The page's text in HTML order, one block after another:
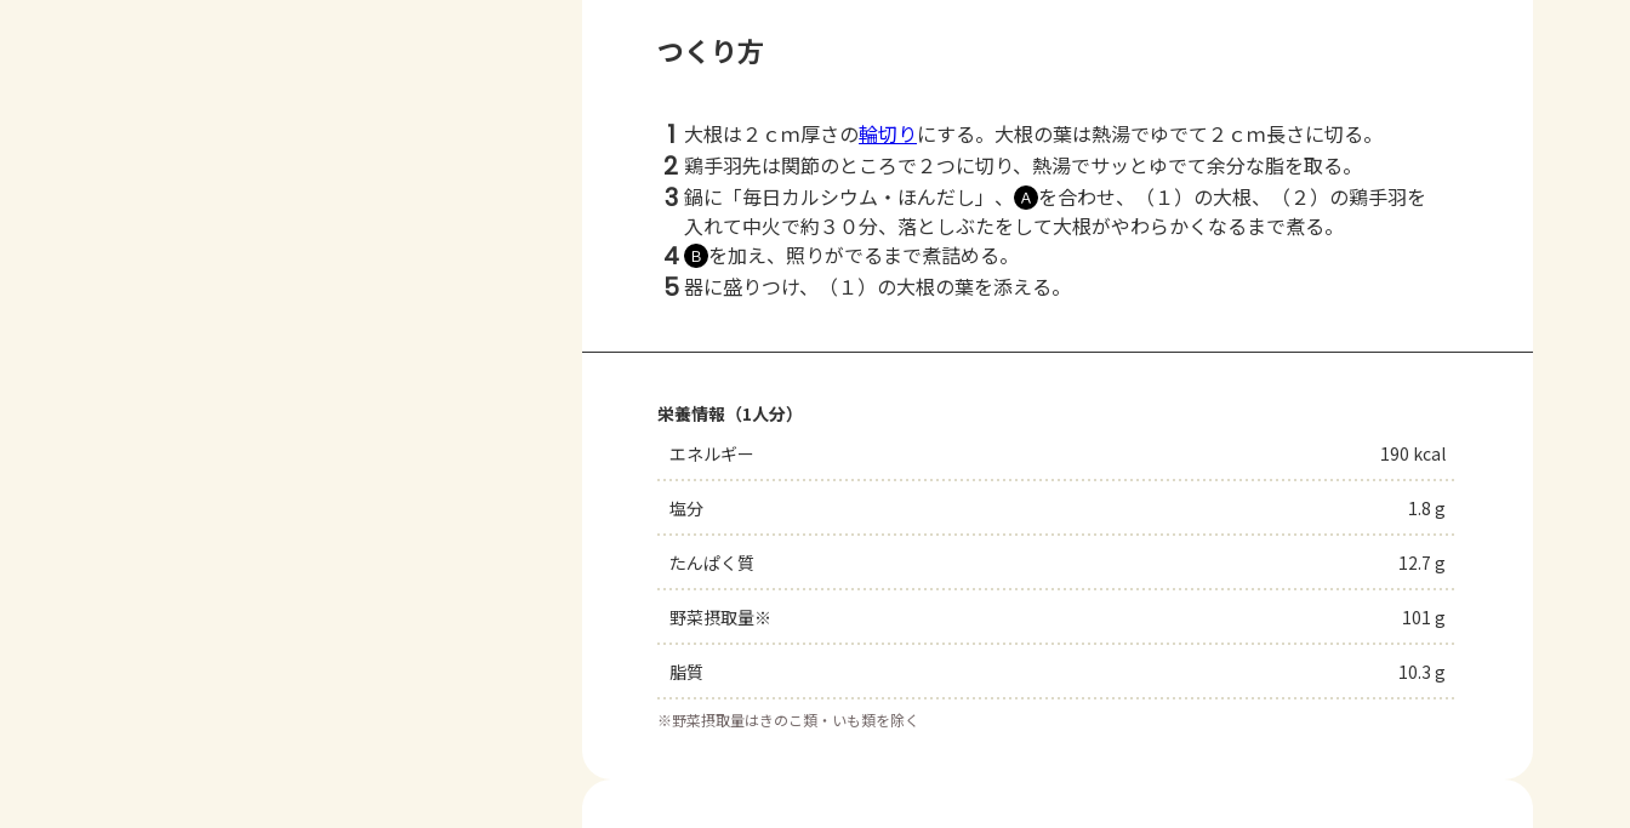
つくり方
1 大根は２ｃｍ厚さの輪切り にする。大根の葉は熱湯でゆでて２ｃｍ長さに切る。
2 鶏手羽先は関節のところで２つに切り、熱湯でサッとゆでて余分な脂を取る。
3 鍋に「毎日カルシウム・ほんだし」、 Ａ を合わせ、（１）の大根、（２）の鶏手羽を
入れて中火で約３０分、落としぶたをして大根がやわらかくなるまで煮る。
4 Ｂ を加え、照りがでるまで煮詰める。
5器に盛りつけ、（１）の大根の葉を添える。
栄養情報（1人分）
エネルギー
190 kcal
塩分 1.8 g
たんぱく質 12.7 g
野菜摂取量※ 101 g
脂質 10.3 g
※野菜摂取量はきのこ類・いも類を除く